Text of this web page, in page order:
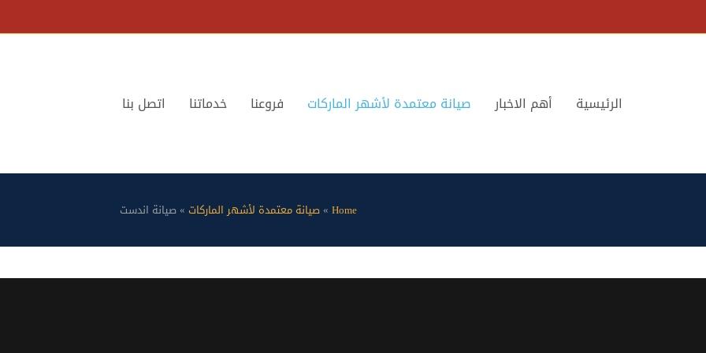
الرئيسية أهم الاخبار صيانة معتمدة لأشهر الماركات فروعنا خدماتنا اتصل بنا
Home
»صيانة معتمدة لأشهر الماركات »صيانة اندست